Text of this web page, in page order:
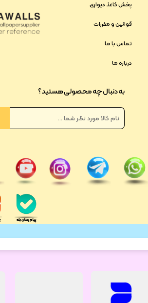
پخش کاغذ دیواری
قوانین و مقررات
تماس با ما
درباره ما
به دنبال چه محصولی هستید؟